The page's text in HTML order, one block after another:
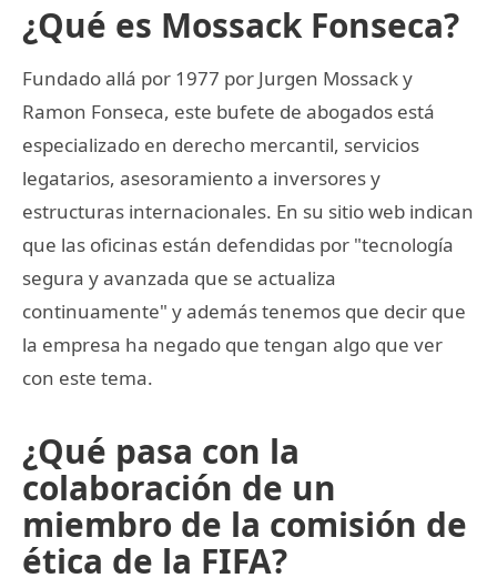
¿Qué es Mossack Fonseca?
Fundado allá por 1977 por Jurgen Mossack y
Ramon Fonseca, este bufete de abogados está
especializado en derecho mercantil, servicios
legatarios, asesoramiento a inversores y
estructuras internacionales. En su sitio web indican
que las oficinas están defendidas por "tecnología
segura y avanzada que se actualiza
continuamente" y además tenemos que decir que
la empresa ha negado que tengan algo que ver
con este tema.
¿Qué pasa con la
colaboración de un
miembro de la comisión de
ética de la FIFA?